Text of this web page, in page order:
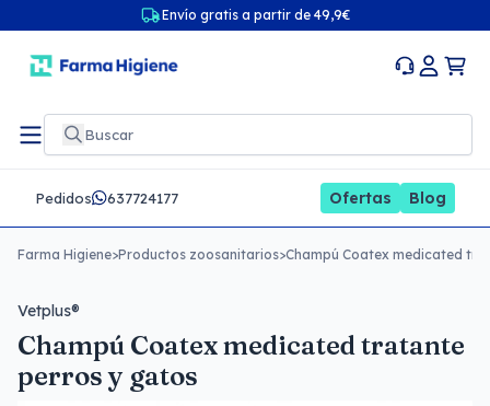
Envío gratis a partir de 49,9€
Pedidos 637724177 Ofertas Blog
Farma Higiene>Productos zoosanitarios>Champú Coatex medicated
Vetplus®
Champú Coatex medicated tratante
perros y gatos